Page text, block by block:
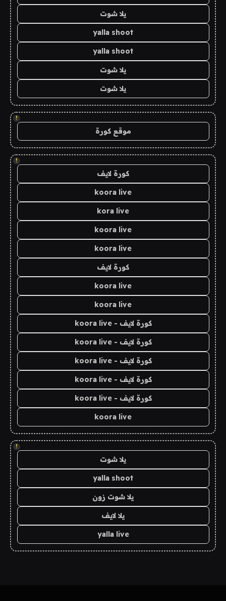
يلا شوت
yalla shoot
yalla shoot
يلا شوت
يلا شوت
!
موقع كورة
!
كورة لايف
koora live
kora live
koora live
koora live
كورة لايف
koora live
koora live
كورة لايف - koora live
كورة لايف - koora live
كورة لايف - koora live
كورة لايف - koora live
كورة لايف - koora live
koora live
!
يلا شوت
yalla shoot
يلا شوت زون
يلا لايف
yalla live